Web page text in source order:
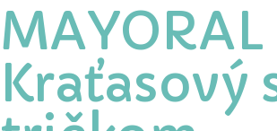
MAYORAL
Kraťasový